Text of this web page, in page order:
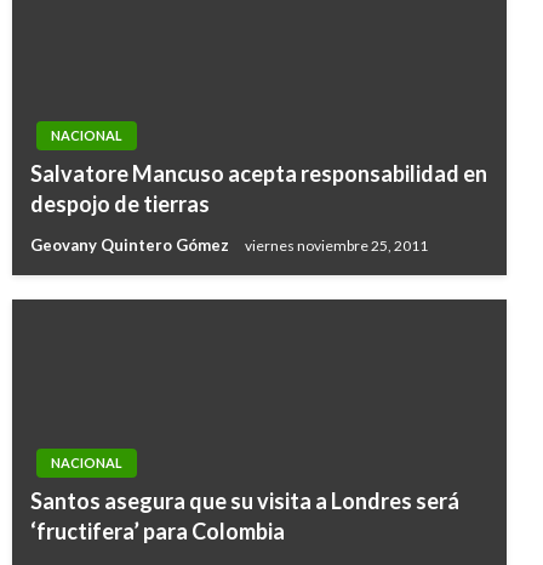
NACIONAL
Salvatore Mancuso acepta responsabilidad en
despojo de tierras
Geovany Quintero Gómez viernes noviembre 25, 2011
NACIONAL
Santos asegura que su visita a Londres será
‘fructifera’ para Colombia